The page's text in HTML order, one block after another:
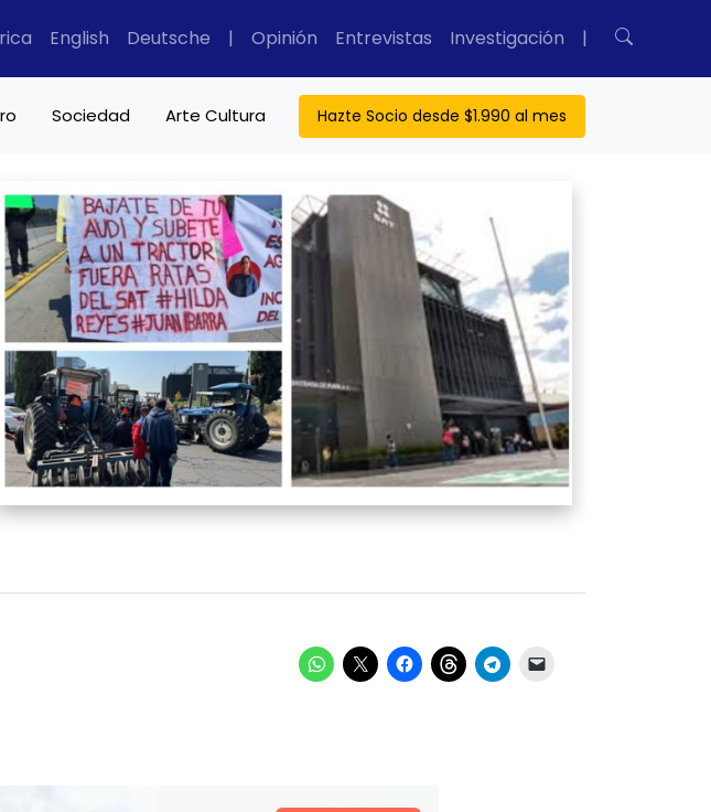
English Deutsche | Opinión Entrevistas Investigación |
Sociedad Arte Cultura Hazte Socio desde $1.990 al mes